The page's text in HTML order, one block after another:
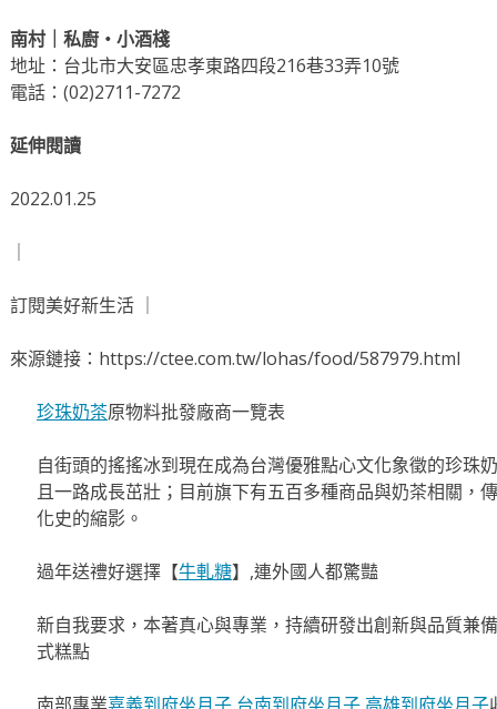
南村｜私廚‧小酒棧
地址：台北市大安區忠孝東路四段216巷33弄10號
電話：(02)2711-7272
延伸閱讀
2022.01.25
訂閱美好新生活 ｜
來源鏈接：https://ctee.com.tw/lohas/food/587979.html
珍珠奶茶原物料批發廠商一覽表
自街頭的搖搖冰到現在成為台灣優雅點心文化象徵的珍珠
且一路成長茁壯；目前旗下有五百多種商品與奶茶相關，
化史的縮影。
過年送禮好選擇【牛軋糖】,連外國人都驚豔
新自我要求，本著真心與專業，持續研發出創新與品質兼
式糕點